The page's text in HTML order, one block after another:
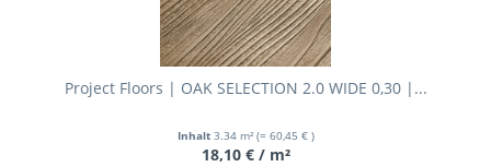
Project Floors | OAK SELECTION 2.0 WIDE 0,30 |...
Inhalt 3.34 m² (= 60,45 € )
18,10 € / m²